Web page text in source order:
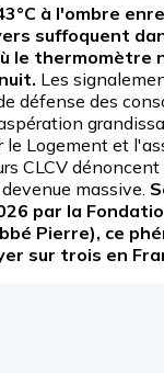
à l'ombre
suffoquent
le thermomètre
Les
défense des
le Logement et
CLCV
massive.
par la
Pierre), ce
sur trois en